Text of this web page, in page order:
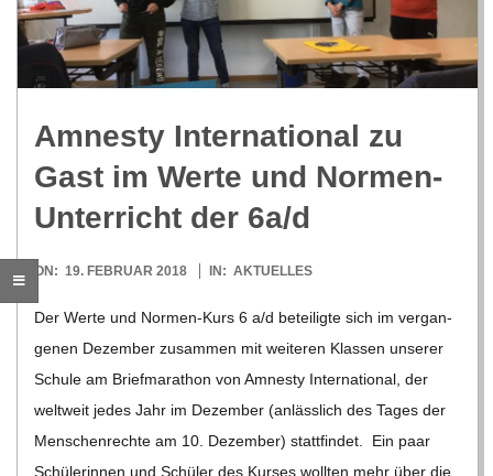
R
E
G
O
L
D
Amnesty Inter­na­tio­nal zu
Gast im Werte und Nor­men-
Unter­richt der 6a/​d
2018-
02-
ON: 19. FEBRUAR 2018 IN: AKTUELLES
Der Werte und Nor­­men-Kurs 6 a/​​d betei­ligte sich im ver­gan­
ge­nen Dezem­ber zusam­men mit wei­te­ren Klas­sen unse­rer
Schule am Brief­ma­ra­thon von Amnesty Inter­na­tio­nal, der
welt­weit jedes Jahr im Dezem­ber (anläss­lich des Tages der
Men­schen­rechte am 10. Dezem­ber) statt­fin­det. Ein paar
Schü­le­rin­nen und Schü­ler des Kur­ses woll­ten mehr über die